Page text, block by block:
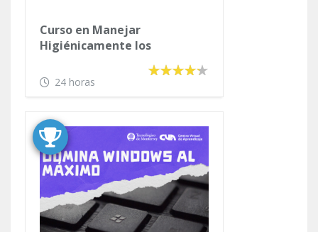
Curso en Manejar
Higiénicamente los
24 horas